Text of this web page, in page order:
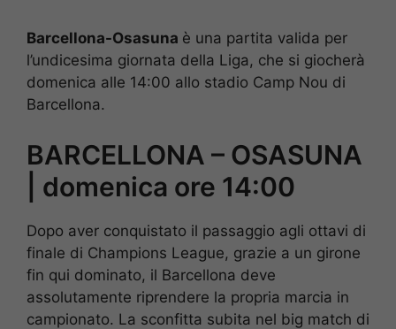
Barcellona-Osasuna è una partita valida per
l’undicesima giornata della Liga, che si giocherà
domenica alle 14:00 allo stadio Camp Nou di
Barcellona.
BARCELLONA – OSASUNA
| domenica ore 14:00
Dopo aver conquistato il passaggio agli ottavi di
finale di Champions League, grazie a un girone
fin qui dominato, il Barcellona deve
assolutamente riprendere la propria marcia in
campionato. La sconfitta subita nel big match di